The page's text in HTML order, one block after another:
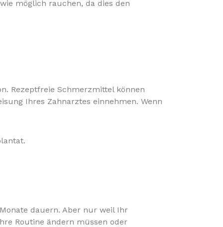
möglich rauchen, da dies den
Rezeptfreie Schmerzmittel können
Ihres Zahnarztes einnehmen. Wenn
dauern. Aber nur weil Ihr
Routine ändern müssen oder